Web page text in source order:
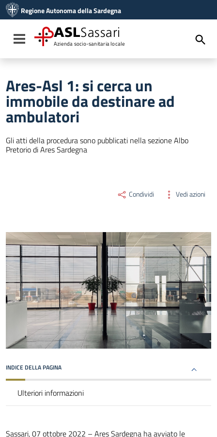
Vai al menu di navigazione
Vai al footer
Regione Autonoma della Sardegna
Toggle navigation
ASLSassari
Azienda socio-sanitaria locale
Ares-Asl 1: si cerca un
immobile da destinare ad
ambulatori
Gli atti della procedura sono pubblicati nella sezione Albo
Pretorio di Ares Sardegna
Condividi Vedi azioni
INDICE DELLA PAGINA
Ulteriori informazioni
Sassari, 07 ottobre 2022 – Ares Sardegna ha avviato le